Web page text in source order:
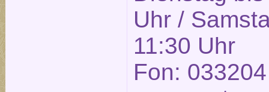
Uhr /
11:30 Uhr
Fon: